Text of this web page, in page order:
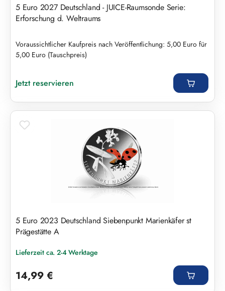
5 Euro 2027 Deutschland - JUICE-Raumsonde Serie:
Erforschung d. Weltraums
Voraussichtlicher Kaufpreis nach Veröffentlichung: 5,00 Euro für
5,00 Euro (Tauschpreis)
Jetzt reservieren
5 Euro 2023 Deutschland Siebenpunkt Marienkäfer st
Prägestätte A
Lieferzeit ca. 2-4 Werktage
14,99 €